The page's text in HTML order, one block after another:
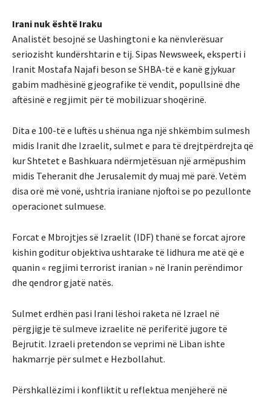
Irani nuk është Iraku
Analistët besojnë se Uashingtoni e ka nënvlerësuar
seriozisht kundërshtarin e tij. Sipas Newsweek, eksperti i
Iranit Mostafa Najafi beson se SHBA-të e kanë gjykuar
gabim madhësinë gjeografike të vendit, popullsinë dhe
aftësinë e regjimit për të mobilizuar shoqërinë.
Dita e 100-të e luftës u shënua nga një shkëmbim sulmesh
midis Iranit dhe Izraelit, sulmet e para të drejtpërdrejta që
kur Shtetet e Bashkuara ndërmjetësuan një armëpushim
midis Teheranit dhe Jerusalemit dy muaj më parë. Vetëm
disa orë më vonë, ushtria iraniane njoftoi se po pezullonte
operacionet sulmuese.
Forcat e Mbrojtjes së Izraelit (IDF) thanë se forcat ajrore
kishin goditur objektiva ushtarake të lidhura me atë që e
quanin « regjimi terrorist iranian » në Iranin perëndimor
dhe qendror gjatë natës.
Sulmet erdhën pasi Irani lëshoi ​​raketa në Izrael në
përgjigje të sulmeve izraelite në periferitë jugore të
Bejrutit. Izraeli pretendon se veprimi në Liban ishte
hakmarrje për sulmet e Hezbollahut.
Përshkallëzimi i konfliktit u reflektua menjëherë në